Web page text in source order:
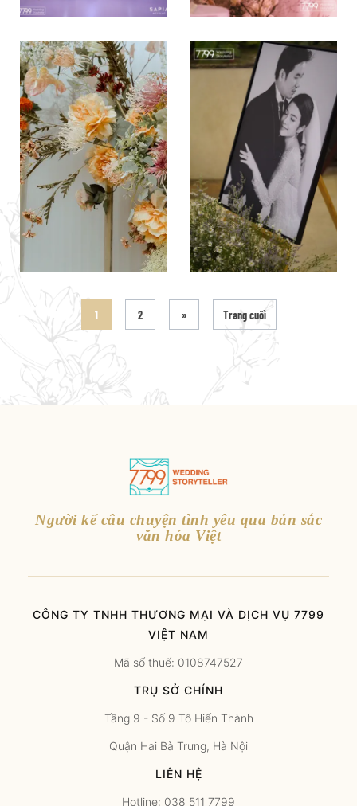
1 2 » Trang cuối
Người kể câu chuyện tình yêu qua bản sắc
văn hóa Việt
CÔNG TY TNHH THƯƠNG MẠI VÀ DỊCH VỤ 7799
VIỆT NAM
Mã số thuế: 0108747527
TRỤ SỞ CHÍNH
Tầng 9 - Số 9 Tô Hiến Thành
Quận Hai Bà Trưng, Hà Nội
LIÊN HỆ
Hotline: 038 511 7799